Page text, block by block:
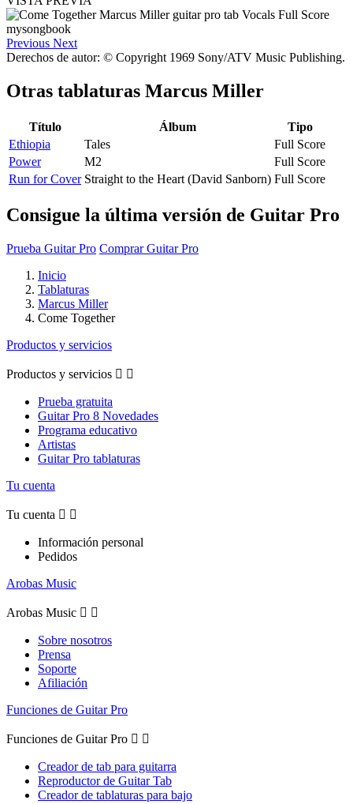
Previous Next
Derechos de autor: © Copyright 1969 Sony/ATV Music Publishing.
Otras tablaturas Marcus Miller
Título Álbum
Tipo
Ethiopia
Tales
Full Score
Power
M2
Full Score
Run for Cover Straight to the Heart (David Sanborn) Full Score
Consigue la última versión de Guitar Pro
Prueba Guitar Pro Comprar Guitar Pro
Inicio
Tablaturas
Marcus Miller
Come Together
Productos y servicios
Productos y servicios  
Prueba gratuita
Guitar Pro 8 Novedades
Programa educativo
Artistas
Guitar Pro tablaturas
Tu cuenta
Tu cuenta  
Información personal
Pedidos
Arobas Music
Arobas Music  
Sobre nosotros
Prensa
Soporte
Afiliación
Funciones de Guitar Pro
Funciones de Guitar Pro  
Creador de tab para guitarra
Reproductor de Guitar Tab
Creador de tablaturas para bajo